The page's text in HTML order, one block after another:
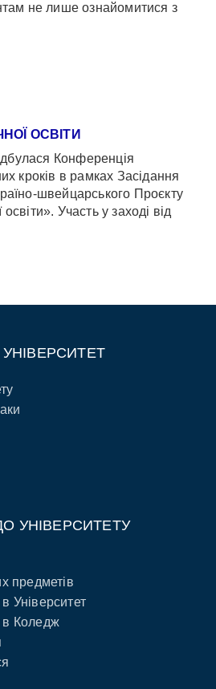
не лише ознайомитися з
ОСВІТИ
Конференція
кроків в рамках Засідання
швейцарського Проєкту
Участь у заході від
УНІВЕРСИТЕТУ
предметів
Університет
Коледж